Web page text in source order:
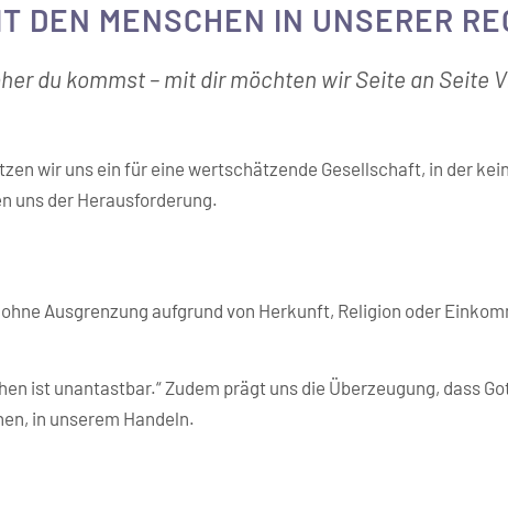
DEN MENSCHEN IN UNSERER
du kommst – mit dir möchten wir Seite an Seite
wir uns ein für eine wertschätzende Gesellschaft, in der
uns der Herausforderung.
Ausgrenzung aufgrund von Herkunft, Religion oder
ist unantastbar.“ Zudem prägt uns die Überzeugung, dass
in unserem Handeln.